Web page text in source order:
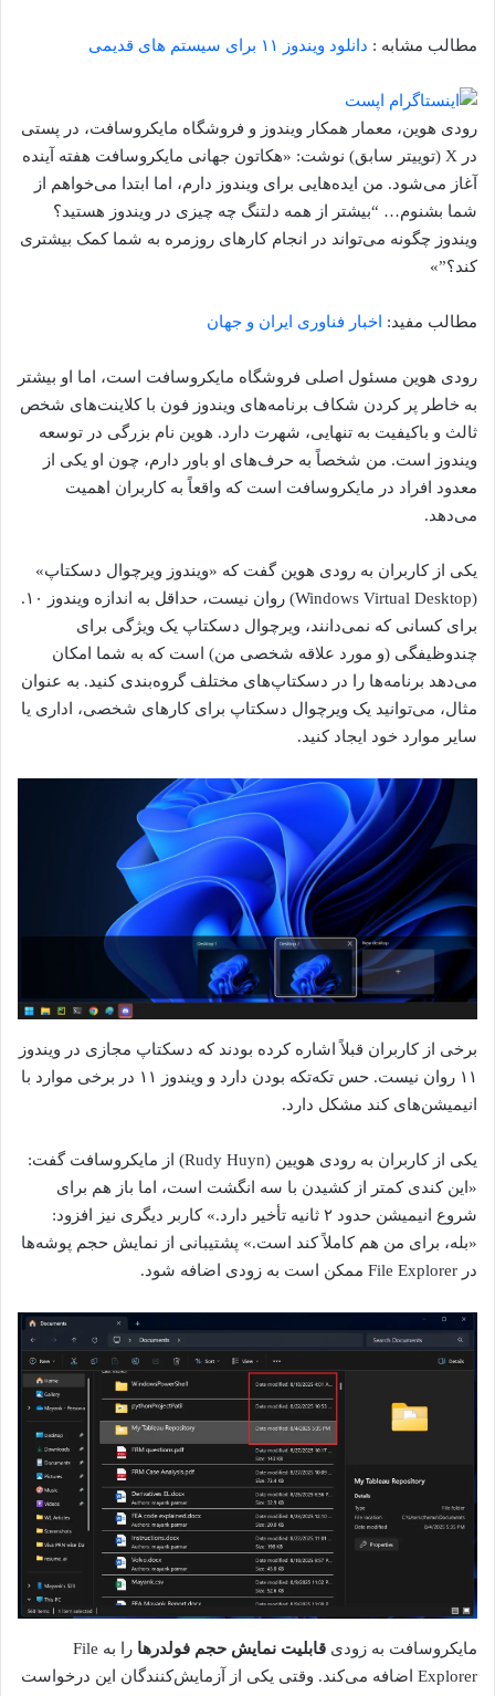
مطالب مشابه : دانلود ویندوز ۱۱ برای سیستم های قدیمی
رودی هوین، معمار همکار ویندوز و فروشگاه مایکروسافت، در پستی
در X (توییتر سابق) نوشت: «هکاتون جهانی مایکروسافت هفته آینده
آغاز می‌شود. من ایده‌هایی برای ویندوز دارم، اما ابتدا می‌خواهم از
شما بشنوم… “بیشتر از همه دلتنگ چه چیزی در ویندوز هستید؟
ویندوز چگونه می‌تواند در انجام کارهای روزمره به شما کمک بیشتری
کند؟”»
مطالب مفید: اخبار فناوری ایران و جهان
رودی هوین مسئول اصلی فروشگاه مایکروسافت است، اما او بیشتر
به خاطر پر کردن شکاف برنامه‌های ویندوز فون با کلاینت‌های شخص
ثالث و باکیفیت به تنهایی، شهرت دارد. هوین نام بزرگی در توسعه
ویندوز است. من شخصاً به حرف‌های او باور دارم، چون او یکی از
معدود افراد در مایکروسافت است که واقعاً به کاربران اهمیت
می‌دهد.
یکی از کاربران به رودی هوین گفت که «ویندوز ویرچوال دسکتاپ»
(Windows Virtual Desktop) روان نیست، حداقل به اندازه ویندوز ۱۰.
برای کسانی که نمی‌دانند، ویرچوال دسکتاپ یک ویژگی برای
چندوظیفگی (و مورد علاقه شخصی من) است که به شما امکان
می‌دهد برنامه‌ها را در دسکتاپ‌های مختلف گروه‌بندی کنید. به عنوان
مثال، می‌توانید یک ویرچوال دسکتاپ برای کارهای شخصی، اداری یا
سایر موارد خود ایجاد کنید.
برخی از کاربران قبلاً اشاره کرده بودند که دسکتاپ مجازی در ویندوز
۱۱ روان نیست. حس تکه‌تکه بودن دارد و ویندوز ۱۱ در برخی موارد با
انیمیشن‌های کند مشکل دارد.
یکی از کاربران به رودی هویین (Rudy Huyn) از مایکروسافت گفت:
«این کندی کمتر از کشیدن با سه انگشت است، اما باز هم برای
شروع انیمیشن حدود ۲ ثانیه تأخیر دارد.» کاربر دیگری نیز افزود:
«بله، برای من هم کاملاً کند است.» پشتیبانی از نمایش حجم پوشه‌ها
در File Explorer ممکن است به زودی اضافه شود.
مایکروسافت به زودی قابلیت نمایش حجم فولدرها
را به File
Explorer اضافه می‌کند. وقتی یکی از آزمایش‌کنندگان این درخواست